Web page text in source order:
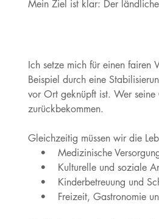
Mein Ziel ist klar: Der
Ich setze mich für einen fairen
Beispiel durch eine
vor Ort geknüpft ist. Wer
zurückbekommen.
Gleichzeitig müssen wir die
• Medizinische Versorgung
• Kulturelle und soziale
• Kinderbetreuung und
• Freizeit, Gastronomie und